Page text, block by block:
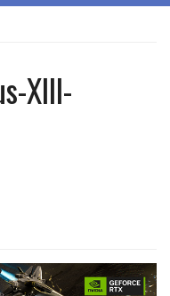
XIII-